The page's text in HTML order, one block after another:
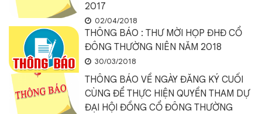
2017
02/04/2018
THÔNG BÁO : THƯ MỜI HỌP ĐHĐ CỔ
ĐÔNG THƯỜNG NIÊN NĂM 2018
30/03/2018
THÔNG BÁO VỀ NGÀY ĐĂNG KÝ CUỐI
CÙNG ĐỂ THỰC HIỆN QUYỀN THAM DỰ
ĐẠI HỘI ĐỒNG CỔ ĐÔNG THƯỜNG